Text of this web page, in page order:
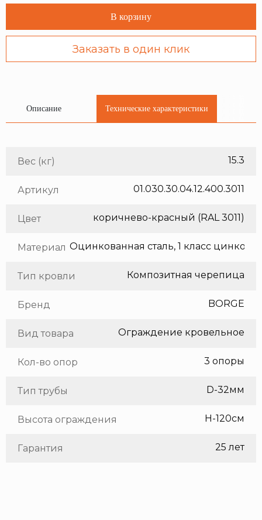
В корзину
Заказать в один клик
Описание Технические характеристики
Вес (кг) 15.3
Артикул 01.030.30.04.12.400.3011
Цвет коричнево-красный (RAL 3011)
Материал
Тип кровли Композитная черепица
Бренд BORGE
Вид товара Ограждение кровельное
Кол-во опор 3 опоры
Тип трубы D-32мм
Высота ограждения H-120см
Гарантия 25 лет